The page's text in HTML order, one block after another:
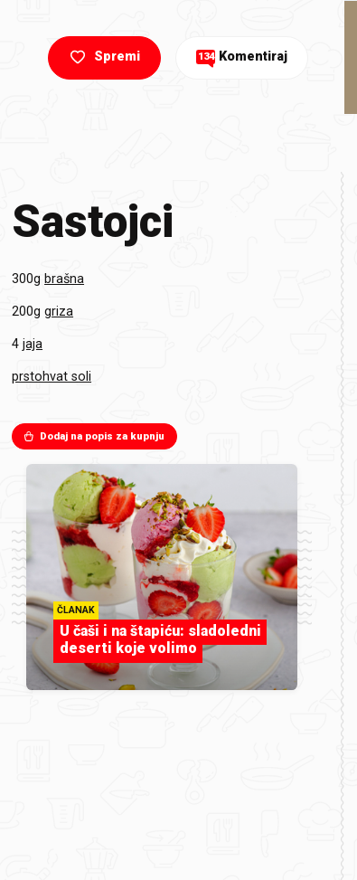
Spremi 134 Komentiraj
Sastojci
300g brašna
200g griza
4 jaja
prstohvat soli
Dodaj na popis za kupnju
ČLANAK
U čaši i na štapiću: sladoledni
deserti koje volimo